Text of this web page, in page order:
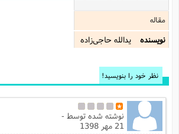
مقاله
نویسنده
یدالله حاجی‌زاده
نظر خود را بنویسید!
نوشته شده توسط-
21 مهر 1398